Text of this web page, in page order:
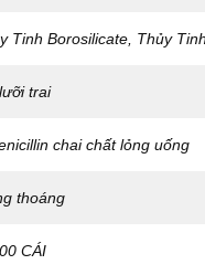
Tinh Borosilicate, Thủy Tinh
trai
chai chất lỏng uống
thoáng
CÁI